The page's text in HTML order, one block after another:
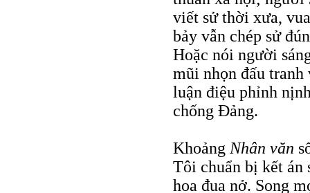
viết sử thời xưa,
bảy vẫn chép sử
Hoặc nói người
mũi nhọn đấu
luận điệu phỉnh
chống Đảng.
Khoảng Nhân văn
Tôi chuẩn bị kết án
hoa đua nở. Song